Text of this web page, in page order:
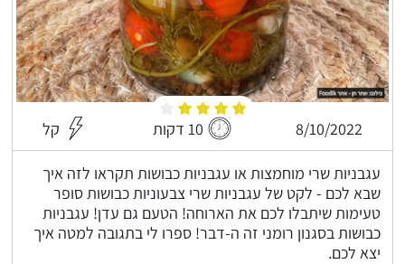
8/10/2022 10 דקות קל
עגבניות שרי מוחמצות או עגבניות כבושות תקראו לזה איך
שבא לכם - לקט של עגבניות שרי צבעוניות כבושות סופר
טעימות שיתבלו לכם את הארוחה! הטעם גם עדן! עגבניות
כבושות בסגנון רומני זה ה-דבר! ספרו לי בתגובה למטה איך
יצא לכם.